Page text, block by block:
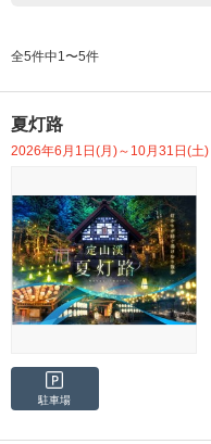
全5件中1〜5件
夏灯路
2026年6月1日(月)～10月31日(土)
駐車場